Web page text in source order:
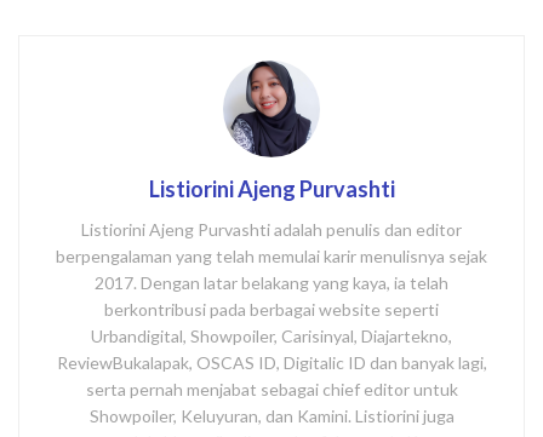
Listiorini Ajeng Purvashti
Listiorini Ajeng Purvashti adalah penulis dan editor
berpengalaman yang telah memulai karir menulisnya sejak
2017. Dengan latar belakang yang kaya, ia telah
berkontribusi pada berbagai website seperti
Urbandigital, Showpoiler, Carisinyal, Diajartekno,
ReviewBukalapak, OSCAS ID, Digitalic ID dan banyak lagi,
serta pernah menjabat sebagai chief editor untuk
Showpoiler, Keluyuran, dan Kamini. Listiorini juga